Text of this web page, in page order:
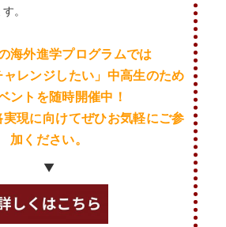
。
海外進学プログラムでは
レンジしたい」 中高生のため
ントを随時開催中！
現に向けてぜひお気軽にご参
加ください。
▼